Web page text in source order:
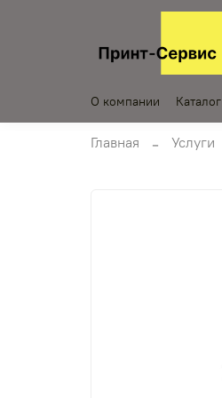
О компании Каталог
Главная Услуги